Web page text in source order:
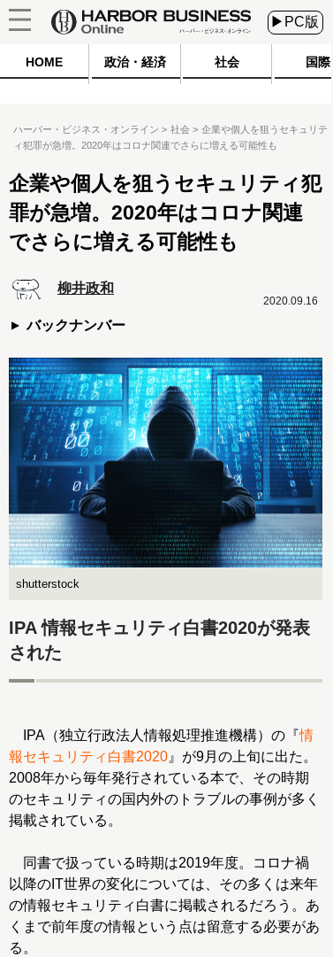
▶PC版
HOME 政治・経済 社会 国際
ハーバー・ビジネス・オンライン 社会
企業や個人を狙うセキュリテ
ィ犯罪が急増。2020年はコロナ関連でさらに増える可能性も
企業や個人を狙うセキュリティ犯
罪が急増。2020年はコロナ関連
でさらに増える可能性も
柳井政和
バックナンバー
2020.09.16
shutterstock
IPA 情報セキュリティ白書2020が発表
された
IPA（独立行政法人情報処理推進機構）の『情
報セキュリティ白書2020 』が9月の上旬に出た。
2008年から毎年発行されている本で、その時期
のセキュリティの国内外のトラブルの事例が多く
掲載されている。
同書で扱っている時期は2019年度。コロナ禍
以降のIT世界の変化については、その多くは来年
の情報セキュリティ白書に掲載されるだろう。あ
くまで前年度の情報という点は留意する必要があ
る。